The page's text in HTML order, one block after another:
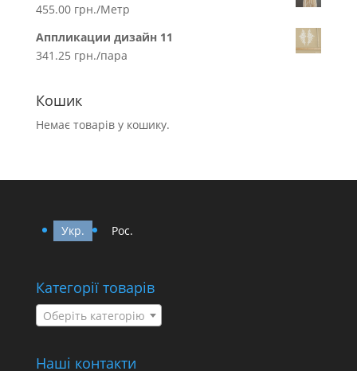
455.00 грн./Метр
Аппликации дизайн 11
341.25 грн./пара
Кошик
Немає товарів у кошику.
Укр. Рос.
Категорії товарів
Оберіть категорію
Наші контакти